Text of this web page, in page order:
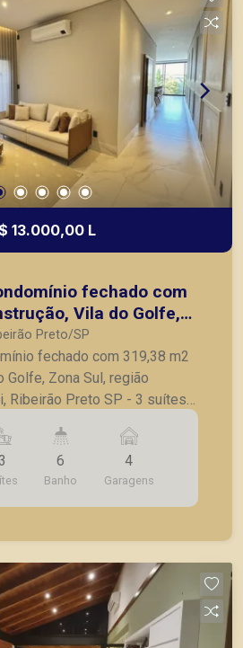
13.000,00 L
fechado com
Vila do Golfe,
Shopping Iguatemi,
Preto/SP
fechado com 319,38 m2
Golfe, Zona Sul, região
Preto SP - 3 suítes
portas automatizadas -
com amplo closet com ar
de hidromassagem, ducha
no banheiro - sala
- sala de tv com ar
- escritório amplo no
- varanda gourmet
de indução, coifa,
adega - piscina com
6
Banho
4
Garagens